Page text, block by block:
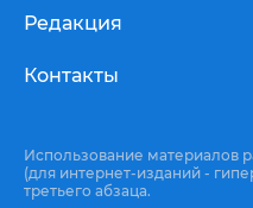
Редакция
Контакты
Использование материалов
(для интернет-изданий -
третьего абзаца.